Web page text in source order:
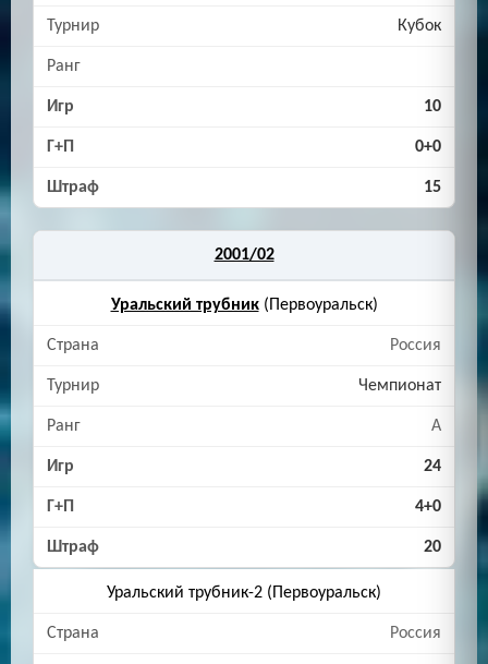
Кубок
10
0+0
15
2001/02
Уральский трубник(Первоуральск)
Россия
Чемпионат
A
24
4+0
20
Уральский трубник-2 (Первоуральск)
Россия